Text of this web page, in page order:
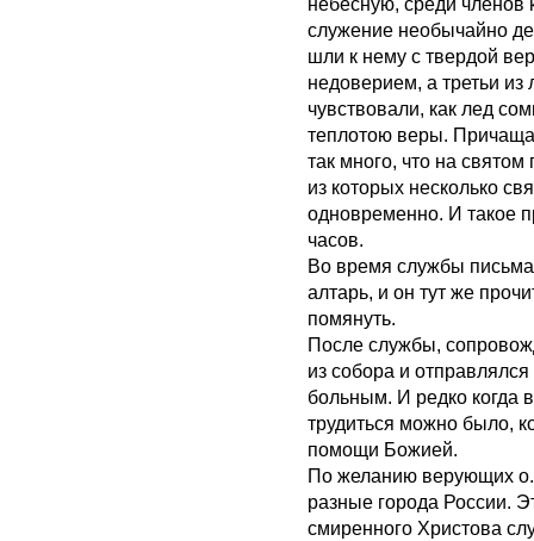
небесную, среди членов
служение необычайно
шли к нему с твердой
недоверием, а третьи
чувствовали, как лед
теплотою веры.
так много, что на
из которых несколько
одновременно. И такое
часов.
Во время службы
алтарь, и он тут же
помянуть.
После службы,
из собора и
больным. И редко когда
трудиться можно было,
помощи Божией.
По желанию верующих о.
разные города России.
смиренного Христова